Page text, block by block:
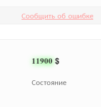
Сообщить об ошибке
11900 $
Состояние